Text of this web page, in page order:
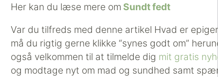
Her kan du læse mere om Sundt fedt
Var du tilfreds med denne artikel Hvad er
må du rigtig gerne klikke “synes godt om”
også velkommen til at tilmelde dig mit gratis
og modtage nyt om mad og sundhed samt